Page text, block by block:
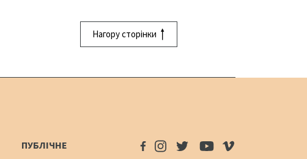
Нагору сторінки
ПУБЛІЧНЕ